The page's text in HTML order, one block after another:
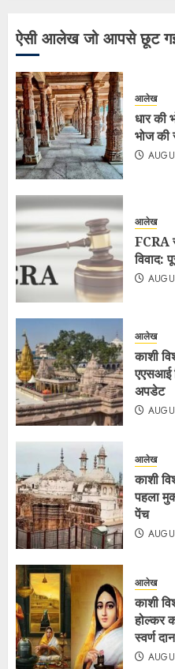
ऐसी आलेख जो आपसे छूट गई
आलेख
धार की
भोज की
आलेख
FCRA
विवाद:
आलेख
काशी
एएसआई
अपडेट
आलेख
काशी
पहला
पेंच
आलेख
काशी
होल्कर
स्वर्ण दान